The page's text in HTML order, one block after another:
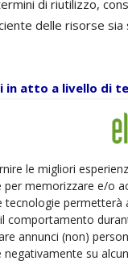
le migliori
per memorizzare e/o
tecnologie permetterà
comportamento
annunci (non)
negativamente su
di riutilizzo,
delle risorse sia
in atto a livello di
dell'ambiente?
di IC e
energetici. Per
Ac monofase a
stand-by, gli
in grado di
notevole sul
residenziale. I